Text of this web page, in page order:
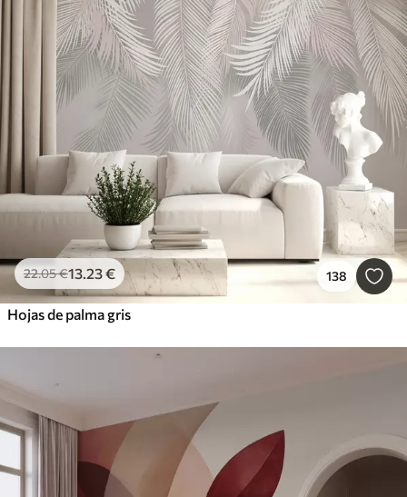
22.05€13.23€ 138
Hojas de palma gris